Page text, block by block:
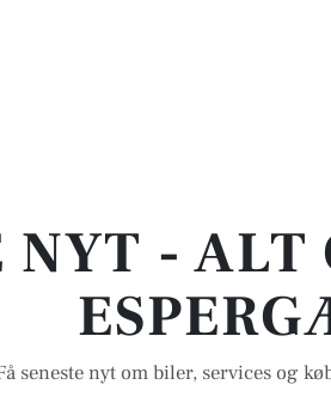
NYT -
seneste nyt om biler, services og